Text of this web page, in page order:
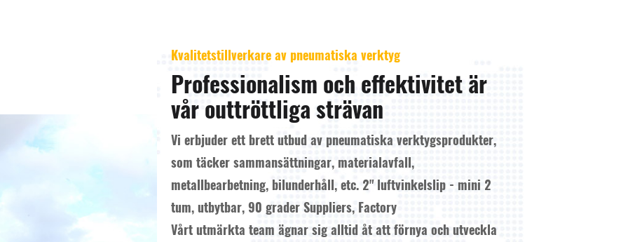
Kvalitetstillverkare av pneumatiska verktyg
Professionalism och effektivitet är
vår outtröttliga strävan
Vi erbjuder ett brett utbud av pneumatiska verktygsprodukter,
som täcker sammansättningar, materialavfall,
metallbearbetning, bilunderhåll, etc. 2" luftvinkelslip - mini 2
tum, utbytbar, 90 grader Suppliers, Factory
Vårt utmärkta team ägnar sig alltid åt att förnya och utveckla